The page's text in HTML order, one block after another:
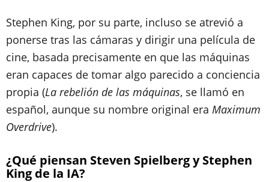
Stephen King, por su parte, incluso se atrevió a
ponerse tras las cámaras y dirigir una película de
cine, basada precisamente en que las máquinas
eran capaces de tomar algo parecido a conciencia
propia (La rebelión de las máquinas, se llamó en
español, aunque su nombre original era Maximum
Overdrive).
¿Qué piensan Steven Spielberg y Stephen
King de la IA?